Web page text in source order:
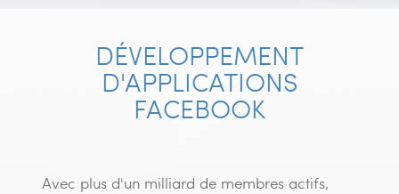
DÉVELOPPEMENT
D'APPLICATIONS
FACEBOOK
Avec plus d'un milliard de membres actifs,